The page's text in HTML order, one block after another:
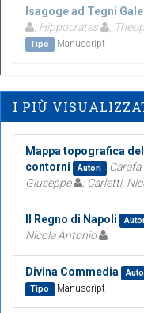
Isagoge ad Tegni
; Hippocrates
;
Tipo Manuscript
I PIÙ
Mappa topografica
contorni
Autori
Giuseppe
; Carletti,
Il Regno di Napoli
Nicola Antonio
Divina Commedia
Tipo Manuscript